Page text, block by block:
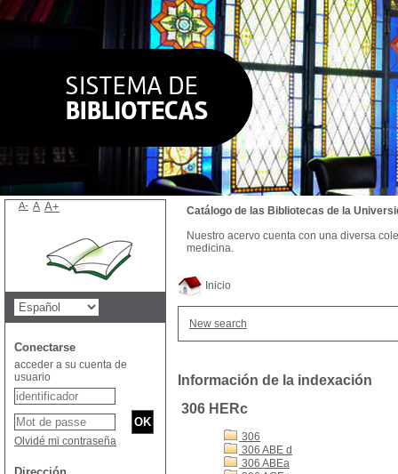
Inicio
New search
Información de la indexación
306 HERc
306
306 ABE d
306 ABEa
Catálogo de las Bibliotecas de la
Nuestro acervo cuenta con una diversa
medicina.
A- A A+
Conectarse
acceder a su cuenta de
usuario
Olvidé mi contraseña